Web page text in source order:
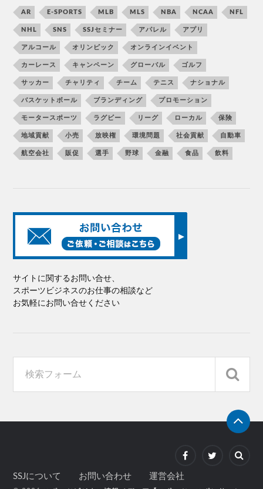
AR E-SPORTS MLB MLS NBA NCAA NFL
NHL SNS SSJセミナー アパレル アプリ
アルコール オリンピック オンラインイベント
カーレース キャンペーン グローバル ゴルフ
サッカー チャリティ チーム テニス ナショナル
バスケットボール ブランディング プロモーション
モータースポーツ ラグビー リーグ ローカル 保険
地域貢献 小売 放映権 環境問題 社会貢献 自動車
航空会社 販促 選手 野球 金融 食品 飲料
サイトに関するお問い合せ、
スポーツビジネスのお仕事の相談など
お気軽にお問い合せください
SSJについて お問い合わせ 運営会社